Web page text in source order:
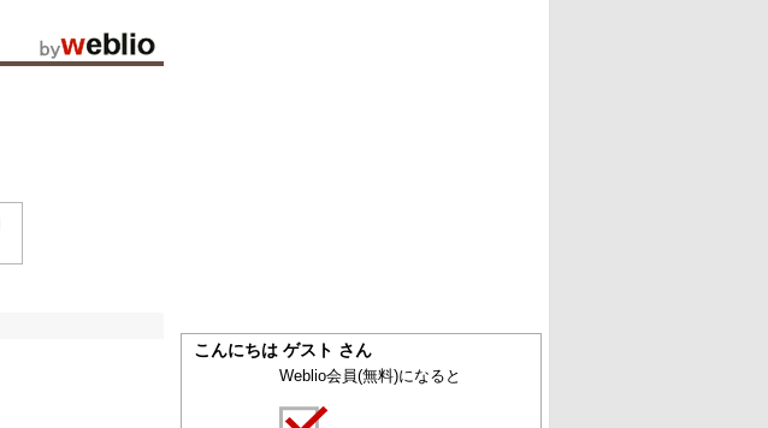
こんにちは ゲスト さん
Weblio会員(無料)になると